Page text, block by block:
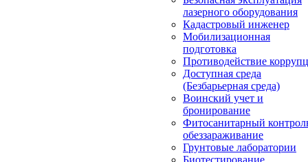
лазерного оборудования
Кадастровый инженер
Мобилизационная
подготовка
Противодействие
Доступная среда
(Безбарьерная среда)
Воинский учет и
бронирование
Фитосанитарный
обеззараживание
Грунтовые лаборатории
Биотестирование